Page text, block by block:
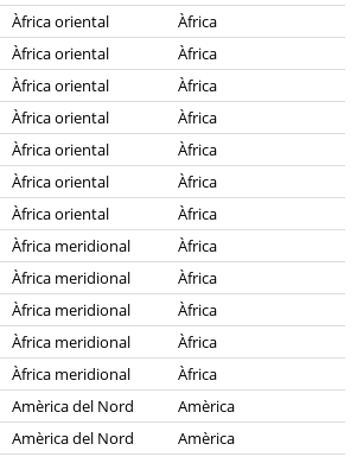
Àfrica oriental
Àfrica
Àfrica oriental
Àfrica
Àfrica oriental
Àfrica
Àfrica oriental
Àfrica
Àfrica oriental
Àfrica
Àfrica oriental
Àfrica
Àfrica oriental
Àfrica
Àfrica meridional
Àfrica
Àfrica meridional
Àfrica
Àfrica meridional
Àfrica
Àfrica meridional
Àfrica
Àfrica meridional
Àfrica
Amèrica del Nord
Amèrica
Amèrica del Nord
Amèrica